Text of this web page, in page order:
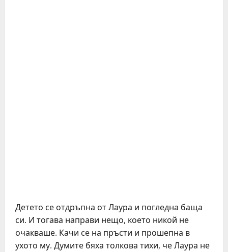
Детето се отдръпна от Лаура и погледна баща
си. И тогава направи нещо, което никой не
очакваше. Качи се на пръсти и прошепна в
ухото му. Думите бяха толкова тихи, че Лаура не